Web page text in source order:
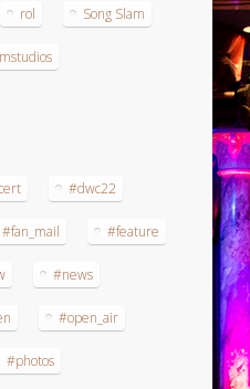
rol Song Slam
#dwc22
#fan_mail #feature
#news
#open_air
#photos